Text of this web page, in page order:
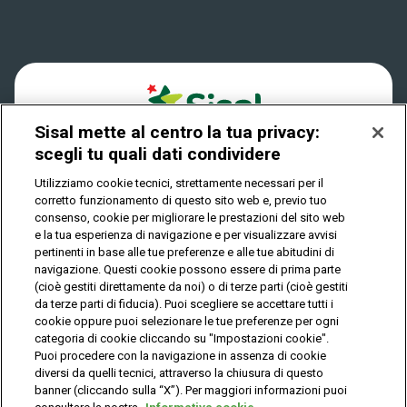
Play Your Date
Privacy
IL GIOCO È VIETATO AI MINORI E PUÒ CAUSARE
DIPENDENZA PATOLOGICA
© Copyright Sisal Italia S.p.A. - P.I. 02433760135
Privacy Cookies
Mappa
del
sito
Sisal mette al centro la tua privacy:
scegli tu quali dati condividere
Utilizziamo cookie tecnici, strettamente necessari per il
corretto funzionamento di questo sito web e, previo tuo
consenso, cookie per migliorare le prestazioni del sito web
e la tua esperienza di navigazione e per visualizzare avvisi
pertinenti in base alle tue preferenze e alle tue abitudini di
navigazione. Questi cookie possono essere di prima parte
(cioè gestiti direttamente da noi) o di terze parti (cioè gestiti
da terze parti di fiducia). Puoi scegliere se accettare tutti i
cookie oppure puoi selezionare le tue preferenze per ogni
categoria di cookie cliccando su "Impostazioni cookie".
Puoi procedere con la navigazione in assenza di cookie
diversi da quelli tecnici, attraverso la chiusura di questo
banner (cliccando sulla “X”). Per maggiori informazioni puoi